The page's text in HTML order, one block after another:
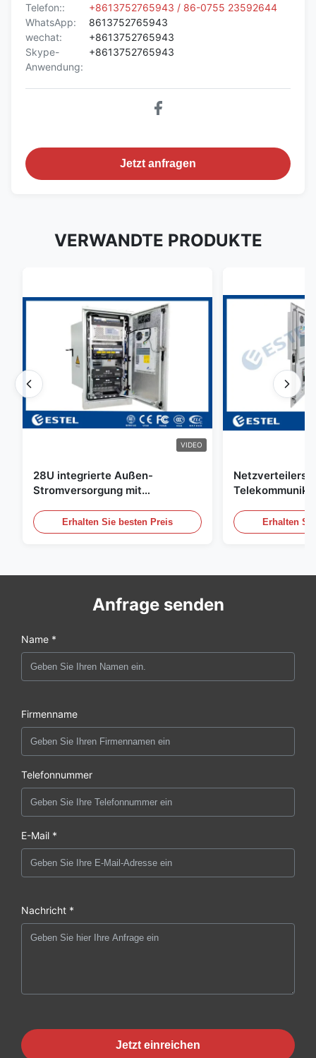
Telefon::
+8613752765943 / 86-0755 23592644
WhatsApp:
8613752765943
wechat:
+8613752765943
Skype-
Anwendung:
+8613752765943
Jetzt anfragen
VERWANDTE PRODUKTE
VIDEO
28U integrierte Außen-
Stromversorgung mit
Energiespeicher
Erhalten Sie besten Preis
Sensor/Tür-
Erhalten
Anfrage senden
Name *
Firmenname
Telefonnummer
E-Mail *
Nachricht *
Jetzt einreichen